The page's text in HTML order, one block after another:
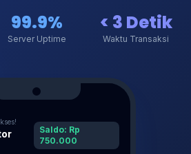
99.9%
Server Uptime
< 3 Detik
Waktu Transaksi
Saldo: Rp
750.000